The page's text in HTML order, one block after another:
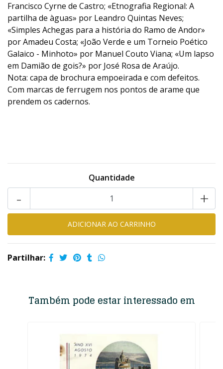
Francisco Cyrne de Castro; «Etnografia Regional: A
partilha de àguas» por Leandro Quintas Neves;
«Simples Achegas para a história do Ramo de Andor»
por Amadeu Costa; «João Verde e um Torneio Poético
Galaico - Minhoto» por Manuel Couto Viana; «Um lapso
em Damião de gois?» por José Rosa de Araújo.
Nota: capa de brochura empoeirada e com defeitos.
Com marcas de ferrugem nos pontos de arame que
prendem os cadernos.
Quantidade
+
-
Partilhar:
Também pode estar interessado em